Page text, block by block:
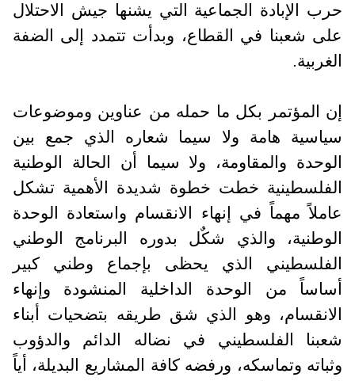
حرب الإبادة الجماعية التي يشنها جيش الاحتلال
على شعبنا في القطاع، وبدأت تتمدد إلى الضفة
الغربية.
إن المؤتمر بكل ما حمله من عناوين وموضوعات
سياسية هامة ولا سيما شعاره الذي جمع بين
الوحدة والمقاومة، ولا سيما أن الحالة الوطنية
الفلسطينية خطت خطوة شديدة الأهمية تشكل
عاملاً مهماً في إنهاء الانقسام واستعادة الوحدة
الوطنية، والذي شكٌل بدوره البرنامج الوطني
الفلسطيني الذي يحظى بإجماع وطني كبير
أساساً من الوحدة الداخلية المنشودة وإنهاء
الانقسام، وهو الذي شق طريقه بتضحيات أبناء
شعبنا الفلسطيني في نضاله الدائم والدؤوب
وثباته وتماسكه، ورفضه كافة المشاريع البديلة، أياً